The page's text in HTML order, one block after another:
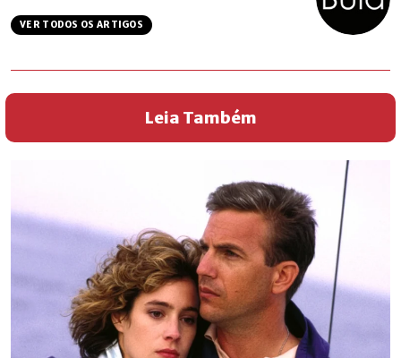
VER TODOS OS ARTIGOS
Leia Também